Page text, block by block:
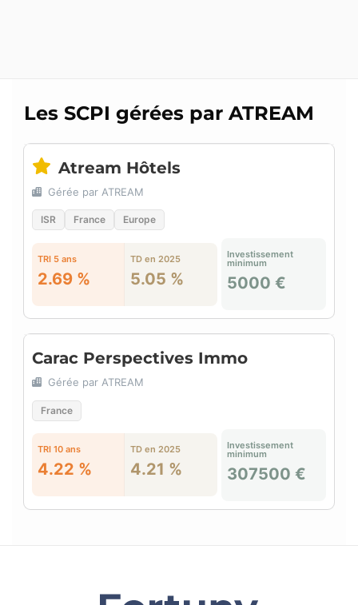
Les SCPI gérées par ATREAM
Atream Hôtels
Gérée par ATREAM
ISR France Europe
TRI 5 ans
2.69 %
TD en 2025
5.05 %
Investissement
minimum
5000 €
Carac Perspectives Immo
Gérée par ATREAM
France
TRI 10 ans
4.22 %
TD en 2025
4.21 %
Investissement
minimum
307500 €